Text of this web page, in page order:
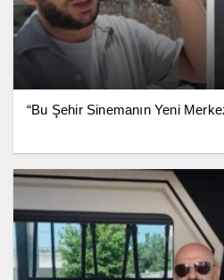
“Bu Şehir Sinemanın Yeni